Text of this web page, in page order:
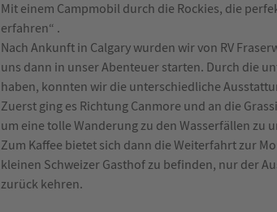
Mit einem Campmobil durch die Rockies, die
erfahren“ .
Nach Ankunft in Calgary wurden wir von RV
uns dann in unser Abenteuer starten. Durch die
haben, konnten wir die unterschiedliche
Zuerst ging es Richtung Canmore und an die
um eine tolle Wanderung zu den Wasserfällen zu
Zum Kaffee bietet sich dann die Weiterfahrt zur
kleinen Schweizer Gasthof zu befinden, nur der
zurück kehren.